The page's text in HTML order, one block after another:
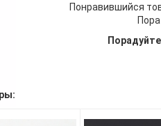
Понравившийся